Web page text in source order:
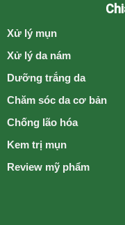
Xử lý mụn
Xử lý da nám
Dưỡng trắng da
Chăm sóc da cơ bản
Chống lão hóa
Kem trị mụn
Review mỹ phẩm